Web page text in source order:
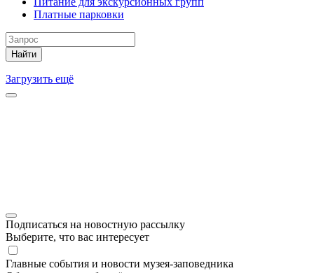
Платные парковки
Найти
Загрузить ещё
Подписаться на новостную рассылку
Выберите, что вас интересует
Главные события и новости музея-заповедника